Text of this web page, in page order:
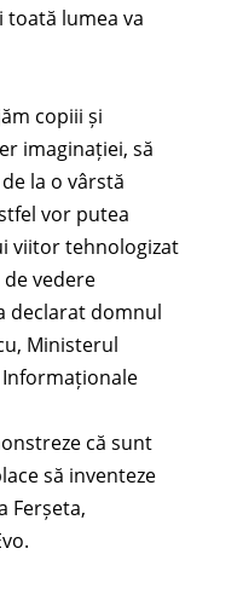
lumea va
copiii și
imaginației, să
la o vârstă
vor putea
viitor tehnologizat
vedere
declarat domnul
Ministerul
că sunt
să inventeze
Ferșeta,